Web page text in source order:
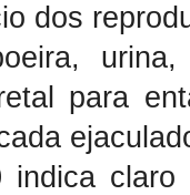
dos
para
claro